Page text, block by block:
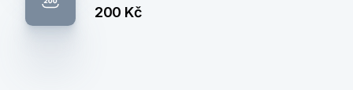
200 Kč